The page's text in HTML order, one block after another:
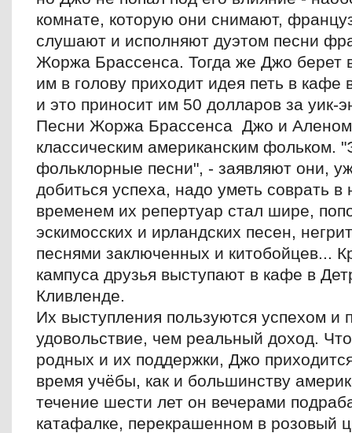
комнате, которую они снимают,
слушают и исполняют дуэтом песни
Жоржа Брассенса. Тогда же Джо берет
им в голову приходит идея петь в кафе
и это приносит им 50 долларов за уик-
Песни Жоржа Брассенса Джо и Аленом
классическим американским фольком.
фольклорные песни", - заявляют они,
добиться успеха, надо уметь соврать
временем их репертуар стал шире,
эскимосских и ирландских песен,
песнями заключенных и китобойцев...
кампуса друзья выступают в кафе в
Кливленде.
Их выступления пользуются успехом и
удовольствие, чем реальный доход.
родных и их поддержки, Джо
время учёбы, как и большинству
течение шести лет он вечерами
катафалке, перекрашенном в розовый